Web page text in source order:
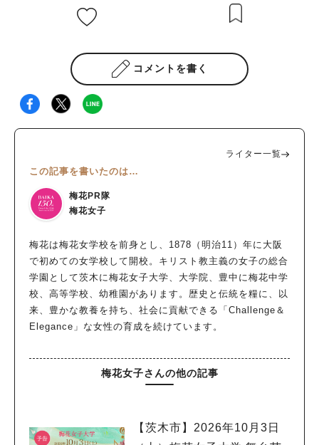
コメントを書く
ライター一覧
この記事を書いたのは…
梅花PR隊
梅花女子
梅花は梅花女学校を前身とし、1878（明治11）年に大阪
で初めての女学校して開校。キリスト教主義の女子の総合
学園として茨木に梅花女子大学、大学院、豊中に梅花中学
校、高等学校、幼稚園があります。歴史と伝統を糧に、以
来、豊かな教養を持ち、社会に貢献できる「Challenge＆
Elegance」な女性の育成を続けています。
梅花女子さんの他の記事
【茨木市】2026年10月3日